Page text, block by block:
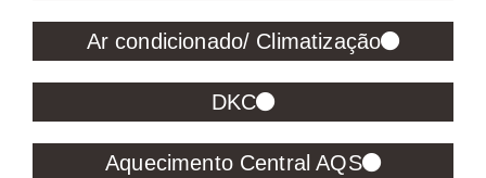
Ar condicionado/ Climatização
DKC
Aquecimento Central AQS